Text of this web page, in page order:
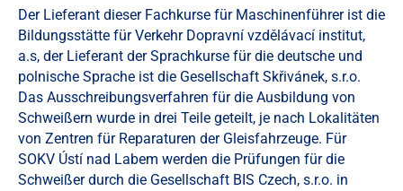
Der Lieferant dieser Fachkurse für Maschinenführer ist die
Bildungsstätte für Verkehr Dopravní vzdělávací institut,
a.s, der Lieferant der Sprachkurse für die deutsche und
polnische Sprache ist die Gesellschaft Skřivánek, s.r.o.
Das Ausschreibungsverfahren für die Ausbildung von
Schweißern wurde in drei Teile geteilt, je nach Lokalitäten
von Zentren für Reparaturen der Gleisfahrzeuge. Für
SOKV Ústí nad Labem werden die Prüfungen für die
Schweißer durch die Gesellschaft BIS Czech, s.r.o. in